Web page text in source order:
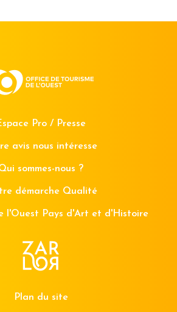
Pro / Presse
avis nous intéresse
sommes-nous ?
démarche Qualité
l'Ouest Pays d'Art et d'Histoire
Plan du site